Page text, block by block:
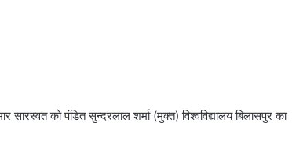
को पंडित सुन्दरलाल शर्मा (मुक्त) विश्वविद्यालय बिलासपुर का